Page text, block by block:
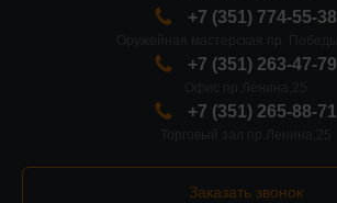
+7 (351) 774-55-38
+7 (351) 263-47-79
+7 (351) 265-88-71
Заказать звонок